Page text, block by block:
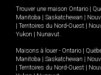
Trouver une maison Ontario
Manitoba
Saskatchewan
Territoires du Nord-Ouest
Yukon
Nunavut.
Maisons à louer - Ontario
Manitoba
Saskatchewan
Territoires du Nord-Ouest